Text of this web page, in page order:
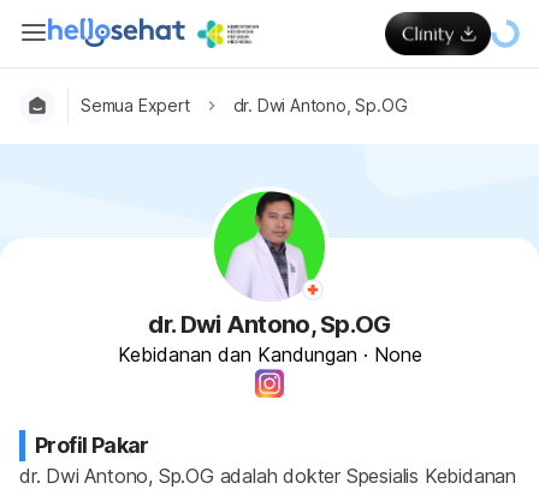
Semua Expert dr. Dwi Antono, Sp.OG
dr. Dwi Antono, Sp.OG
Kebidanan dan Kandungan · None
Profil Pakar
dr. Dwi Antono, Sp.OG adalah dokter Spesialis Kebidanan